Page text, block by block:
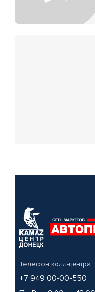
Телефон колл-центра
+7 949 00-00-550